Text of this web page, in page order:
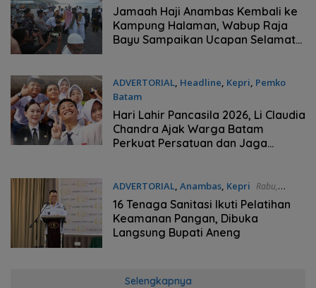
09:16 WIB
Jamaah Haji Anambas Kembali ke
Kampung Halaman, Wabup Raja
Bayu Sampaikan Ucapan Selamat
ADVERTORIAL, Headline, Kepri, Pemko
Batam
Rabu, 03/06/2026 - 20:42 WIB
Hari Lahir Pancasila 2026, Li Claudia
Chandra Ajak Warga Batam
Perkuat Persatuan dan Jaga
ADVERTORIAL, Anambas, Kepri Rabu,
03/06/2026 - 13:24 WIB
16 Tenaga Sanitasi Ikuti Pelatihan
Keamanan Pangan, Dibuka
Langsung Bupati Aneng
Selengkapnya